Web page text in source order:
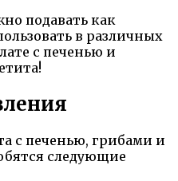
подавать как
в различных
с печенью и
с печенью, грибами и
следующие